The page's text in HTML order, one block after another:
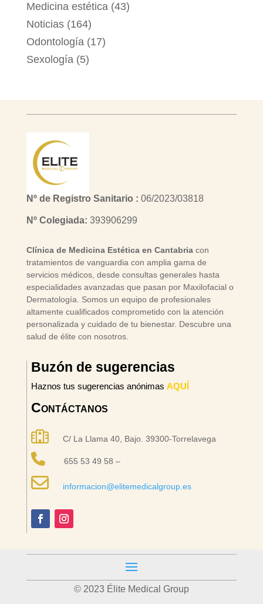
Medicina estética(43)
Noticias(164)
Odontología(17)
Sexología(5)
Nº de Registro Sanitario : 06/2023/03818
Nº Colegiada: 393906299
Clínica de Medicina Estética en Cantabriacon
tratamientos de vanguardia con amplia gama de
servicios médicos, desde consultas generales hasta
especialidades avanzadas que pasan por Maxilofacial o
Dermatología. Somos un equipo de profesionales
altamente cualificados comprometido con la atención
personalizada y cuidado de tu bienestar. Descubre una
salud de élite con nosotros.
Buzón de sugerencias
Haznos tus sugerencias anónimas AQUÍ
Contáctanos
C/ La Llama 40, Bajo. 39300-Torrelavega
655 53 49 58 –
informacion@elitemedicalgroup.es
© 2023 Élite Medical Group